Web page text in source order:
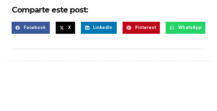
Comparte este post:
Facebook X LinkedIn Pinterest WhatsApp